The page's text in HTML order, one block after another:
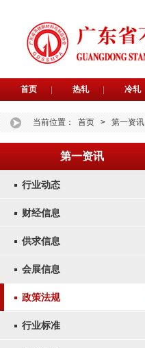
首页 热轧 冷轧
当前位置： 首页 > 第一资讯
第一资讯
行业动态
财经信息
供求信息
会展信息
政策法规
行业标准